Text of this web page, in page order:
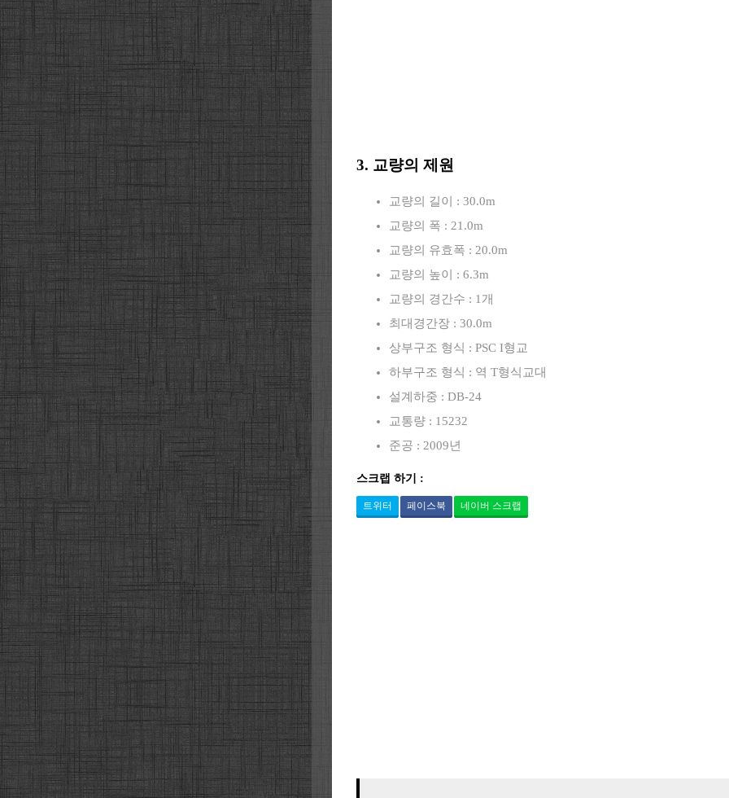
3. 교량의 제원
교량의 길이 : 30.0m
교량의 폭 : 21.0m
교량의 유효폭 : 20.0m
교량의 높이 : 6.3m
교량의 경간수 : 1개
최대경간장 : 30.0m
상부구조 형식 : PSC I형교
하부구조 형식 : 역 T형식교대
설계하중 : DB-24
교통량 : 15232
준공 : 2009년
스크랩 하기 :
트위터 페이스북 네이버 스크랩